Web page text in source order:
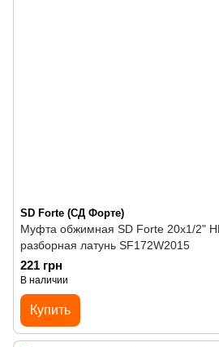
SD Forte (СД Форте)
Муфта обжимная SD Forte 20х1/2"
разборная латунь SF172W2015
221 грн
В наличии
Купить